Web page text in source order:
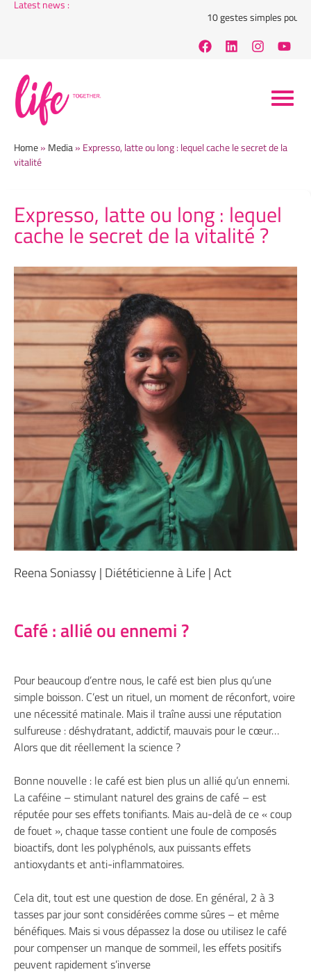
Latest news :
10 gestes simples pour
Home» Media» Expresso, latte ou long : lequel cache le secret de la
vitalité
Expresso, latte ou long : lequel
cache le secret de la vitalité ?
Reena Soniassy | Diététicienne à Life | Act
Café : allié ou ennemi ?
Pour beaucoup d’entre nous, le café est bien plus qu’une
simple boisson. C’est un rituel, un moment de réconfort, voire
une nécessité matinale. Mais il traîne aussi une réputation
sulfureuse : déshydratant, addictif, mauvais pour le cœur…
Alors que dit réellement la science ?
Bonne nouvelle : le café est bien plus un allié qu’un ennemi.
La caféine – stimulant naturel des grains de café – est
réputée pour ses effets tonifiants. Mais au-delà de ce « coup
de fouet », chaque tasse contient une foule de composés
bioactifs, dont les polyphénols, aux puissants effets
antioxydants et anti-inflammatoires.
Cela dit, tout est une question de dose. En général, 2 à 3
tasses par jour sont considérées comme sûres – et même
bénéfiques. Mais si vous dépassez la dose ou utilisez le café
pour compenser un manque de sommeil, les effets positifs
peuvent rapidement s’inverse